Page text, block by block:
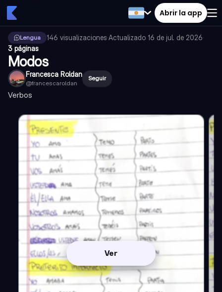
Abrir la app
Lengua 146 visualizaciones·Actualizado 16 de jul. de 2026·
3 páginas
Modos
Francesca Roldan
@francescaroldan
Seguir
Verbos
Ver